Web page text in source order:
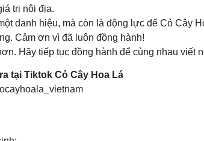
trị nội địa.
danh hiệu, mà còn là động lực để Cỏ Cây
Cảm ơn vì đã luôn đồng hành!
Hãy tiếp tục đồng hành để cùng nhau
tại Tiktok Cỏ Cây Hoa Lá